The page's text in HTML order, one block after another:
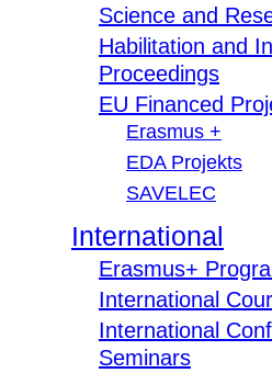
Science and
Habilitation and
Proceedings
EU Financed
Erasmus +
EDA Projekts
SAVELEC
International
Erasmus+
International
International
Seminars